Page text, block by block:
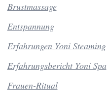
Brustmassage
Entspannung
Erfahrungen Yoni Steaming
Erfahrungsbericht Yoni Spa
Frauen-Ritual